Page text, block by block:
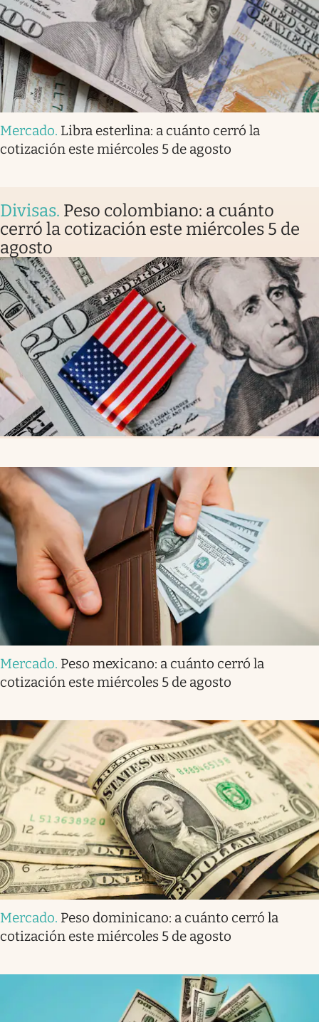
Mercado. Libra esterlina: a cuánto cerró la
cotización este miércoles 5 de agosto
Divisas. Peso colombiano: a cuánto
cerró la cotización este miércoles 5 de
agosto
Mercado. Peso mexicano: a cuánto cerró la
cotización este miércoles 5 de agosto
Mercado. Peso dominicano: a cuánto cerró la
cotización este miércoles 5 de agosto